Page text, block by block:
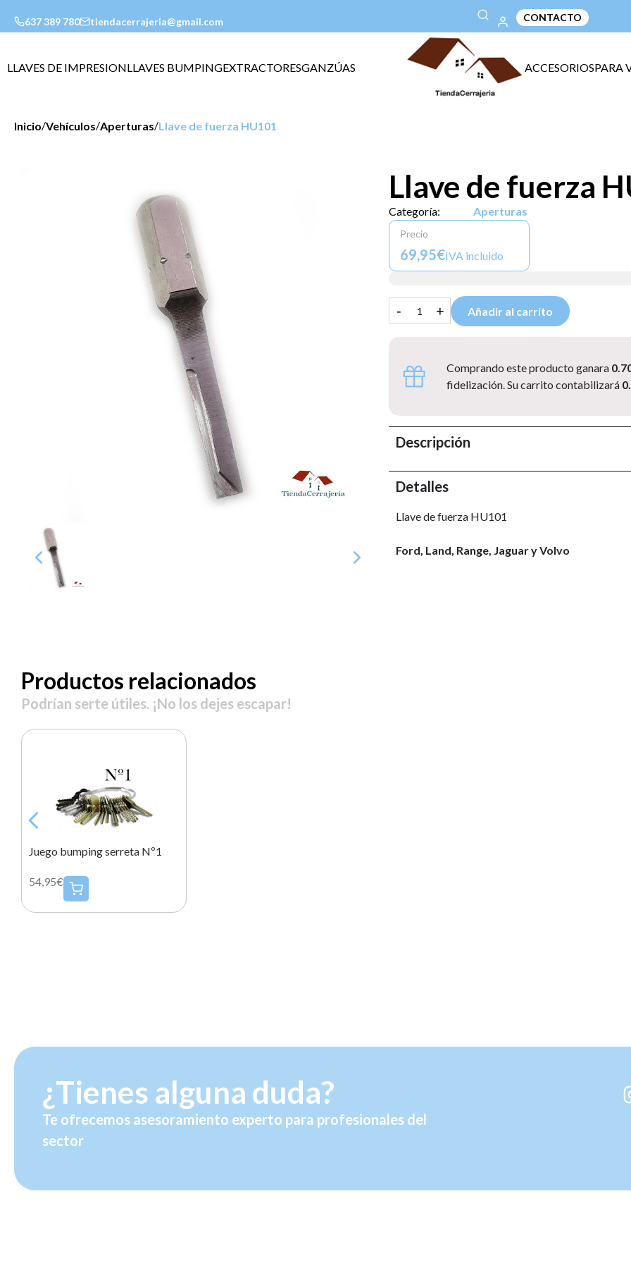
637 389 780 tiendacerrajeria@gmail.com CONTACTO
LLAVES DE IMPRESIONLLAVES BUMPINGEXTRACTORESGANZÚAS ACCESORIOSPARA
Inicio/Vehículos/Aperturas/Llave de fuerza HU101
Llave de fuerza
Categoría: Aperturas
Precio
69,95€IVA incluido
- + Añadir al carrito
Comprando este producto ganara
fidelización. Su carrito contabilizará
Descripción
Detalles
Llave de fuerza HU101
Ford, Land, Range, Jaguar y Volvo
Productos relacionados
Podrían serte útiles. ¡No los dejes escapar!
Juego bumping serreta Nº1
54,95€
¿Tienes alguna duda?
Te ofrecemos asesoramiento experto para profesionales del
sector